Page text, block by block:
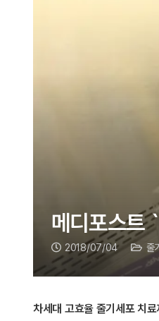
메디포스트
2018/07/04 줄
차세대 고효율 줄기세포